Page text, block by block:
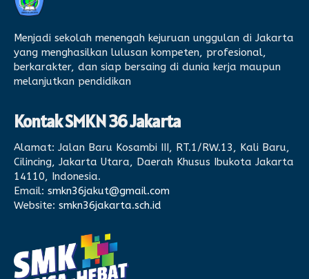
Menjadi sekolah menengah kejuruan unggulan di Jakarta
yang menghasilkan lulusan kompeten, profesional,
berkarakter, dan siap bersaing di dunia kerja maupun
melanjutkan pendidikan
Kontak SMKN 36 Jakarta
Alamat: Jalan Baru Kosambi III, RT.1/RW.13, Kali Baru,
Cilincing, Jakarta Utara, Daerah Khusus Ibukota Jakarta
14110, Indonesia.
Email: smkn36jakut@gmail.com
Website: smkn36jakarta.sch.id